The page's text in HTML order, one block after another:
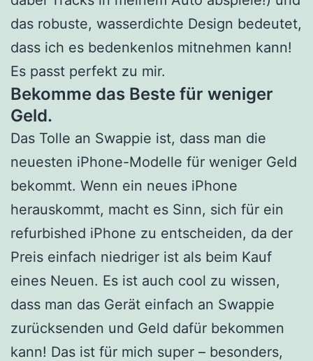
das robuste, wasserdichte Design bedeutet,
dass ich es bedenkenlos mitnehmen kann!
Es passt perfekt zu mir.
Bekomme das Beste für weniger
Geld.
Das Tolle an Swappie ist, dass man die
neuesten iPhone-Modelle für weniger Geld
bekommt. Wenn ein neues iPhone
herauskommt, macht es Sinn, sich für ein
refurbished iPhone zu entscheiden, da der
Preis einfach niedriger ist als beim Kauf
eines Neuen. Es ist auch cool zu wissen,
dass man das Gerät einfach an Swappie
zurücksenden und Geld dafür bekommen
kann! Das ist für mich super – besonders,